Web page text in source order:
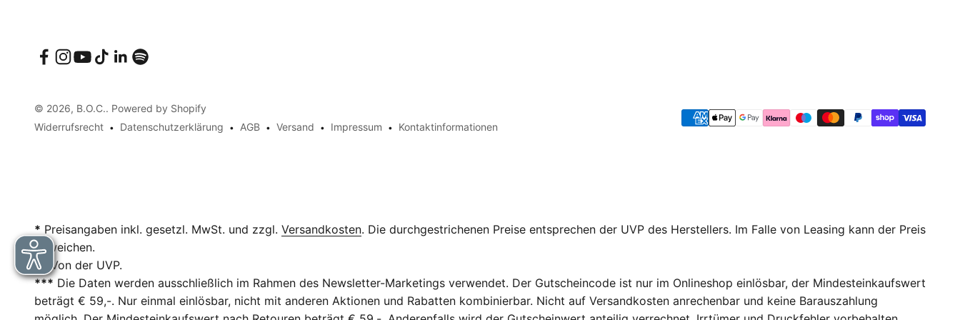
© 2026, B.O.C.. Powered by Shopify
Widerrufsrecht
Datenschutzerklärung AGB Versand Impressum Kontaktinformationen
* Preisangaben inkl. gesetzl. MwSt. und zzgl. Versandkosten. Die durchgestrichenen Preise entsprechen der UVP des Herstellers. Im Falle von Leasing kann der Preis
abweichen.
**
Von der UVP.
*** Die Daten werden ausschließlich im Rahmen des Newsletter-Marketings verwendet. Der Gutscheincode ist nur im Onlineshop einlösbar, der Mindesteinkaufswert
beträgt € 59,-. Nur einmal einlösbar, nicht mit anderen Aktionen und Rabatten kombinierbar. Nicht auf Versandkosten anrechenbar und keine Barauszahlung